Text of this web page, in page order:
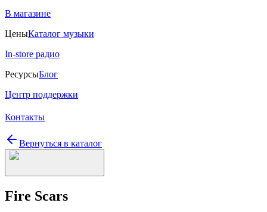
В магазине
ЦеныКаталог музыки
In-store радио
РесурсыБлог
Центр поддержки
Контакты
Вернуться в каталог
Fire Scars